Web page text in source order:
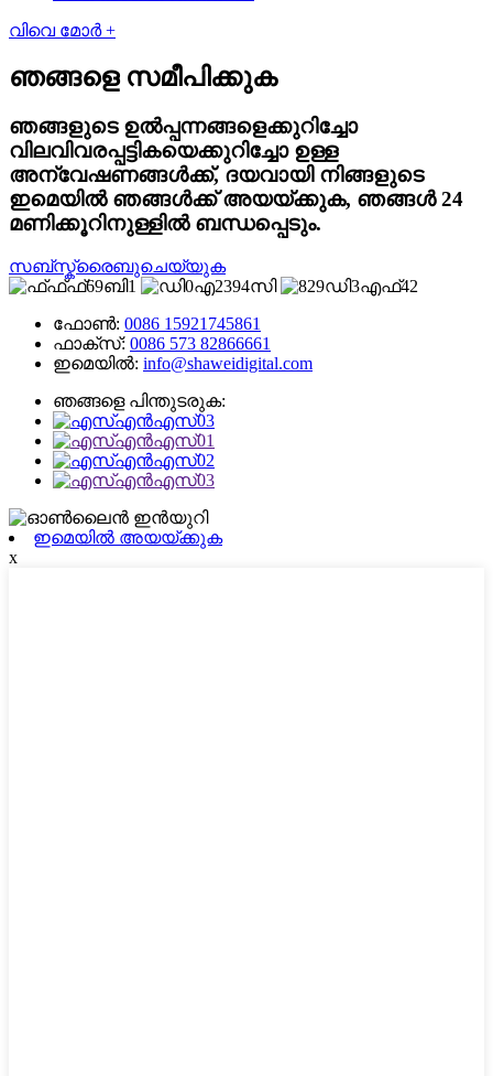
വിവെ മോർ +
ഞങ്ങളെ സമീപിക്കുക
ഞങ്ങളുടെ ഉൽപ്പന്നങ്ങളെക്കുറിച്ചോ
വിലവിവരപ്പട്ടികയെക്കുറിച്ചോ ഉള്ള
അന്വേഷണങ്ങൾക്ക്, ദയവായി നിങ്ങളുടെ
ഇമെയിൽ ഞങ്ങൾക്ക് അയയ്ക്കുക, ഞങ്ങൾ 24
മണിക്കൂറിനുള്ളിൽ ബന്ധപ്പെടും.
സബ്സ്ക്രൈബുചെയ്യുക
ഫോൺ: 0086 15921745861
ഫാക്സ്: 0086 573 82866661
ഇമെയിൽ: info@shaweidigital.com
ഞങ്ങളെ പിന്തുടരുക:
ഇമെയിൽ അയയ്ക്കുക
x